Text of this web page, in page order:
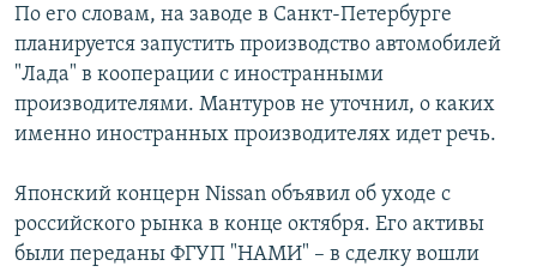
По его словам, на заводе в Санкт-Петербурге
планируется запустить производство автомобилей
"Лада" в кооперации с иностранными
производителями. Мантуров не уточнил, о каких
именно иностранных производителях идет речь.
Японский концерн Nissan объявил об уходе с
российского рынка в конце октября. Его активы
были переданы ФГУП "НАМИ" – в сделку вошли